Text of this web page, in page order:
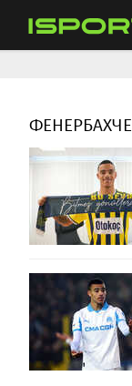
ФЕНЕРБАХЧЕ